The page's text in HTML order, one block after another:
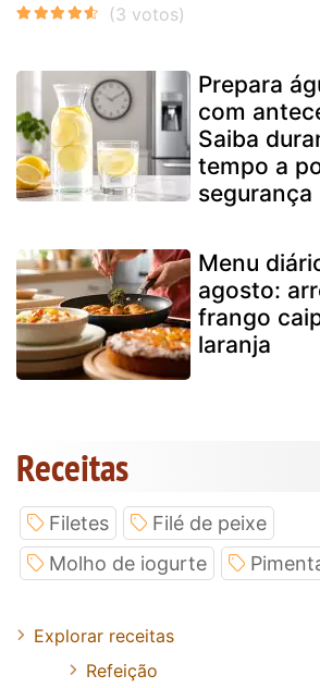
Prepara
com
Saiba
tempo a
segurança
Menu
agosto:
frango
laranja
Receitas
Filetes
Filé de peixe
Molho de iogurte
Explorar receitas
Refeição